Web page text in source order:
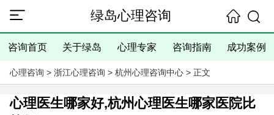
绿岛心理咨询
咨询首页 关于绿岛 心理专家 咨询指南 成功案例
心理咨询 > 浙江心理咨询 > 杭州心理咨询中心> 正文
心理医生哪家好,杭州心理医生哪家医院比